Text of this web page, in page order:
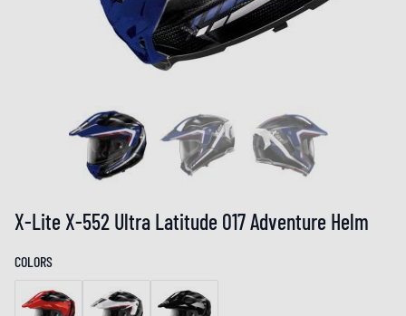
X-Lite X-552 Ultra Latitude 017 Adventure Helm
COLORS